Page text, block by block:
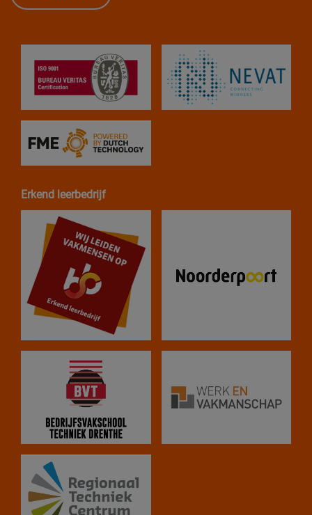
Erkend leerbedrijf